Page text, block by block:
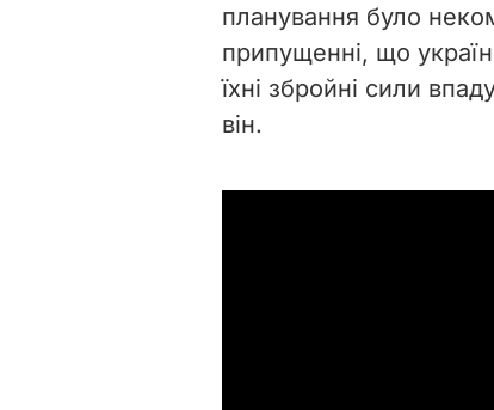
планування було
припущенні, що
їхні збройні сили
він.